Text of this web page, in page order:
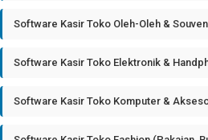
Software Kasir Toko Oleh-Oleh &
Software Kasir Toko Elektronik &
Software Kasir Toko Komputer &